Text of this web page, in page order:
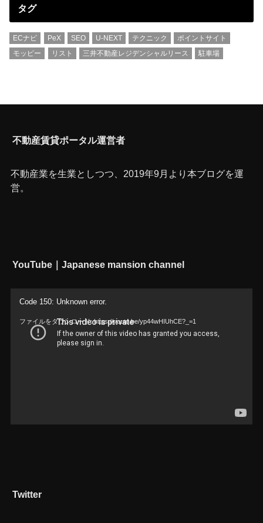
タグ
ECナビ PeX SEO U-NEXT テクニック
ポイントサイト
モッピー
リスト 三井不動産レジデンシャルリース 駐車場
不動産賃貸ポータル運営者
不動産業を生業としつつ、2019年9月より本ブログを運
営。
YouTube｜Japanese mansion channel
Code 150: Unknown error.
ファイルをダウンロード: https://youtu.be/yp44wHIUhCE?_=1
Twitter